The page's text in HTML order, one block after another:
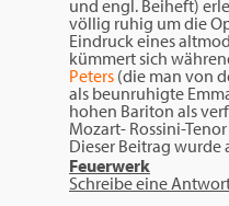
und engl. Beiheft)
völlig ruhig um die
Eindruck eines
kümmert sich
Peters (die man von
als beunruhigte
hohen Bariton als
Mozart- Rossini-
Dieser Beitrag wurde
Feuerwerk
Schreibe eine